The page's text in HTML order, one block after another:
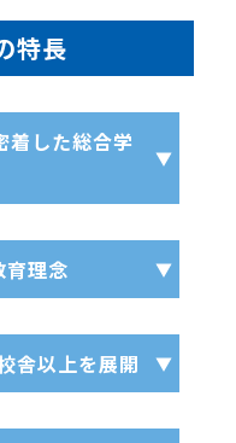
特長
着した総合学
育理念
舎以上を展開